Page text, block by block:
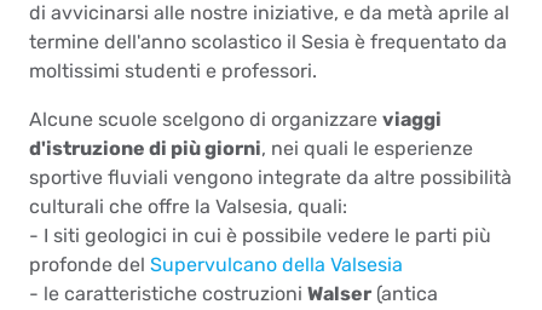
di avvicinarsi alle nostre iniziative, e da metà aprile al
termine dell'anno scolastico il Sesia è frequentato da
moltissimi studenti e professori.
Alcune scuole scelgono di organizzare viaggi
d'istruzione di più giorni, nei quali le esperienze
sportive fluviali vengono integrate da altre possibilità
culturali che offre la Valsesia, quali:
- I siti geologici in cui è possibile vedere le parti più
profonde del Supervulcano della Valsesia
- le caratteristiche costruzioni Walser (antica